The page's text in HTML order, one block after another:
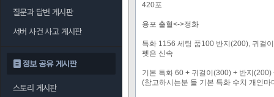
질문과 답변 게시판
서버 사건 사고 게시판
정보 공유 게시판
스토리 게시판
권
420포
용포 출혈<->정화
특화 1156 세팅 품100 반지(200), 귀걸
펫은 신속
기본 특화 60 + 귀걸이(300) + 반지
(참고하시는분 들 기본 특화 수치 개인마